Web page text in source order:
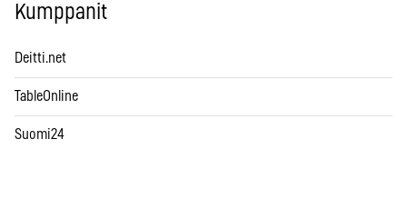
Kumppanit
Deitti.net
TableOnline
Suomi24